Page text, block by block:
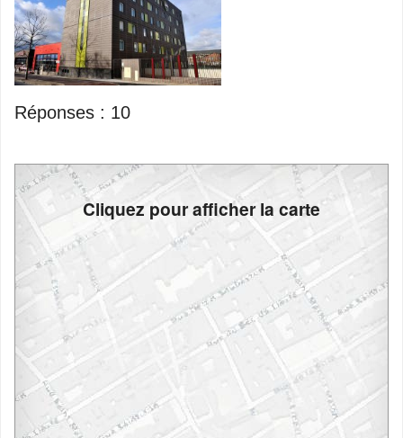
Réponses : 10
Cliquez pour afficher la carte